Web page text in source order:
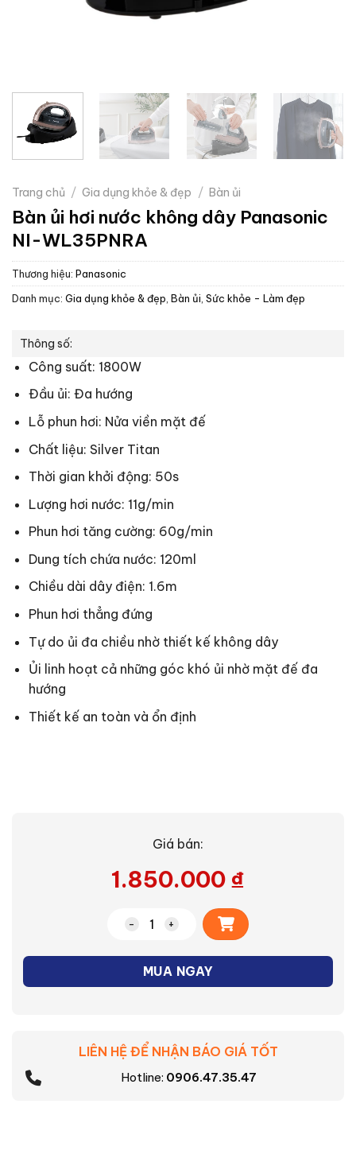
Trang chủ / Gia dụng khỏe & đẹp / Bàn ủi
Bàn ủi hơi nước không dây Panasonic
NI-WL35PNRA
Thương hiệu: Panasonic
Danh mục: Gia dụng khỏe & đẹp Bàn ủi Sức khỏe - Làm đẹp
Thông số:
Công suất: 1800W
Đầu ủi: Đa hướng
Lỗ phun hơi: Nửa viền mặt đế
Chất liệu: Silver Titan
Thời gian khởi động: 50s
Lượng hơi nước: 11g/min
Phun hơi tăng cường: 60g/min
Dung tích chứa nước: 120ml
Chiều dài dây điện: 1.6m
Phun hơi thẳng đứng
Tự do ủi đa chiều nhờ thiết kế không dây
Ủi linh hoạt cả những góc khó ủi nhờ mặt đế đa
hướng
Thiết kế an toàn và ổn định
Giá bán:
1.850.000 ₫
Bàn ủi hơi nước không dây Panasonic
MUA NGAY
Alternative:
LIÊN HỆ ĐỂ NHẬN BÁO GIÁ TỐT
Hotline: 0906.47.35.47